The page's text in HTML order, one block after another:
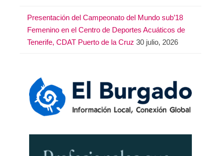
Presentación del Campeonato del Mundo sub’18
Femenino en el Centro de Deportes Acuáticos de
Tenerife, CDAT Puerto de la Cruz 30 julio, 2026